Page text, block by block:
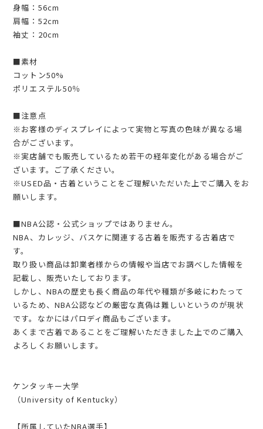
身幅：56cm
肩幅：52cm
袖丈：20cm
■素材
コットン50%
ポリエステル50％
■注意点
※お客様のディスプレイによって実物と写真の色味が異なる場
合がございます。
※実店舗でも販売しているため若干の経年変化がある場合がご
ざいます。ご了承ください。
※USED品・古着ということをご理解いただいた上でご購入をお
願いします。
■NBA公認・公式ショップではありません。
NBA、カレッジ、バスケに関連する古着を販売する古着店で
す。
取り扱い商品は卸業者様からの情報や当店でお調べした情報を
記載し、販売いたしております。
しかし、NBAの歴史も長く商品の年代や種類が多岐にわたって
いるため、NBA公認などの厳密な真偽は難しいというのが現状
です。なかにはパロディ商品もございます。
あくまで古着であることをご理解いただきました上でのご購入
よろしくお願いします。
ケンタッキー大学
（University of Kentucky）
【所属していたNBA選手】